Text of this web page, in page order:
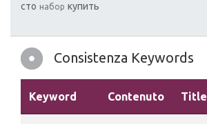
сто набор купить
Consistenza Keywords
Keyword Contenuto Title